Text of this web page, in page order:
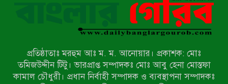
নওগাঁয় সন্ত্রাসী হামলায় বিএনপি নেতা
গুরুতর জখম
টেকনাফের পাহাড়ে র‍্যাবের অভিযান:
অপহৃত ৩ রোহিঙ্গা উদ্ধার, গ্রেপ্তার ১
প্রতিষ্ঠাতাঃ মরহুম আঃ ম. ম. আনোয়ার। প্রকাশক: মোঃ
তমিজউদ্দীন টিটু। ভারপ্রাপ্ত সম্পাদকঃ মোঃ আবু হেনা মোস্তফা
কামাল চৌধুরী। প্রধান নির্বাহী সম্পাদক ও ব্যবস্থাপনা সম্পাদকঃ